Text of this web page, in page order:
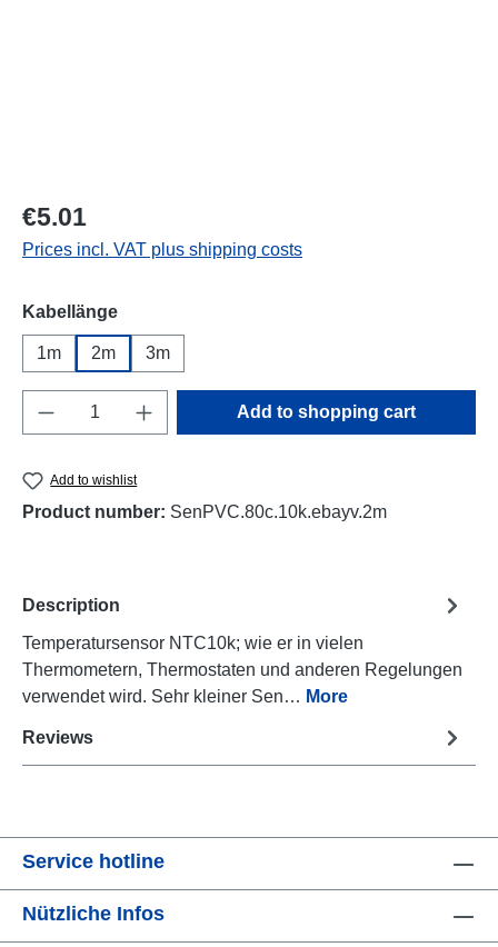
Regular price:
€5.01
Prices incl. VAT plus shipping costs
Select
Kabellänge
1m 2m 3m
Product Quantity: Enter the desired
Add to shopping cart
Add to wishlist
Product number: SenPVC.80c.10k.ebayv.2m
Description
Temperatursensor NTC10k; wie er in vielen
Thermometern, Thermostaten und anderen Regelungen
verwendet wird. Sehr kleiner Sen… More
Reviews
Service hotline
Nützliche Infos